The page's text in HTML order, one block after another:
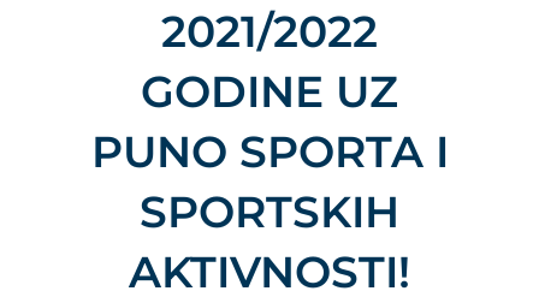
2021/2022
GODINE UZ
PUNO SPORTA I
SPORTSKIH
AKTIVNOSTI!